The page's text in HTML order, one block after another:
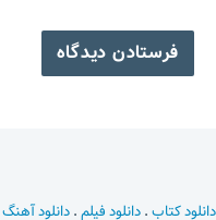
دانلود کتاب.دانلود فیلم.دانلود آهنگ